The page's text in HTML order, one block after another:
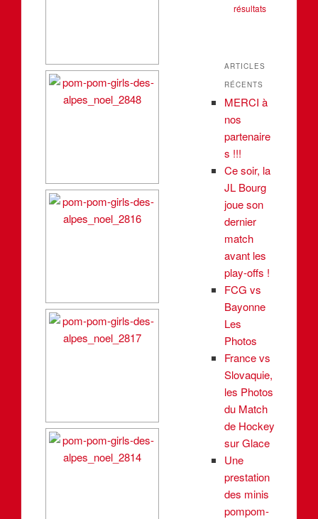
résultats
ARTICLES
RÉCENTS
MERCI à
nos
partenaire
s !!!
Ce soir, la
JL Bourg
joue son
dernier
match
avant les
play-offs !
FCG vs
Bayonne
Les
Photos
France vs
Slovaquie,
les Photos
du Match
de Hockey
sur Glace
Une
prestation
des minis
pompom-